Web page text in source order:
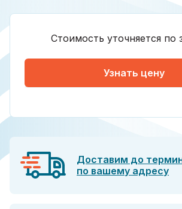
Стоимость уточняется по
Узнать цену
Доставим до
по вашему адресу